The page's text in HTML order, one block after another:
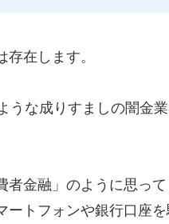
在します。
うな成りすましの闇金
金融」のように思っ
トフォンや銀行口座